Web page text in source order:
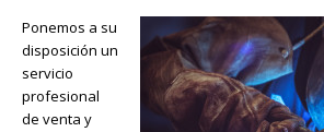
Ponemos a su
disposición un
servicio
profesional
de venta y